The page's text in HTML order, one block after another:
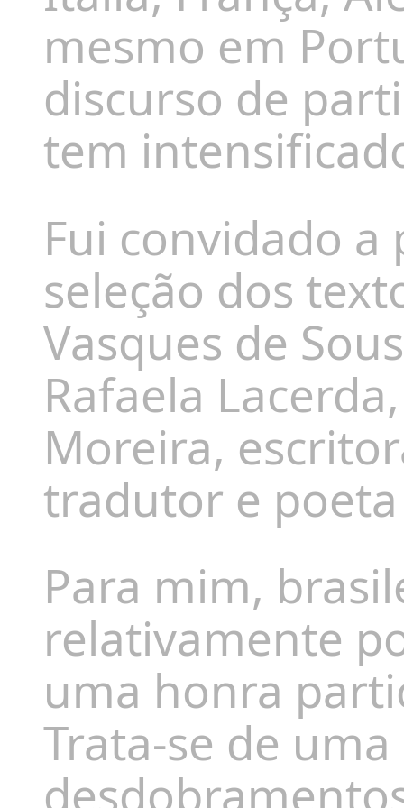
mesmo em
discurso de
tem
Fui convidado
seleção dos
Vasques de
Rafaela
Moreira,
tradutor e
Para mim,
relativamente
uma honra
Trata-se de